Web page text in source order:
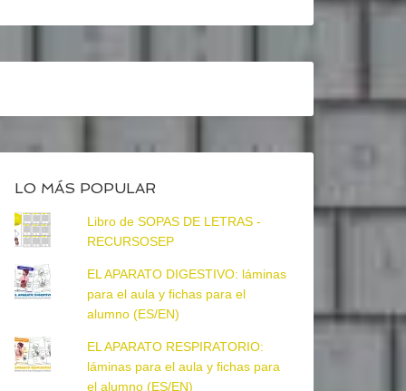
LO MÁS POPULAR
Libro de SOPAS DE LETRAS -
RECURSOSEP
EL APARATO DIGESTIVO: láminas
para el aula y fichas para el
alumno (ES/EN)
EL APARATO RESPIRATORIO:
láminas para el aula y fichas para
el alumno (ES/EN)